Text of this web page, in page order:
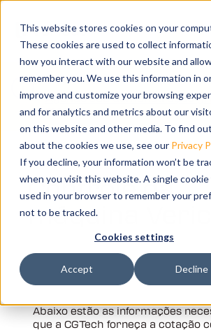
This website stores cookies on your
These cookies are used to collect
how you interact with our website and
remember you. We use this information in
improve and customize your browsing
and for analytics and metrics about our
on this website and other media. To find
about the cookies we use, see our Privacy
If you decline, your information won’t be
when you visit this website. A single cookie
used in your browser to remember your
not to be tracked.
Cookies settings
Accept Decline
CONTATO
Você faz, nós simulamos.
Agende sua demonstração
mesmo.
Controle da
máquina